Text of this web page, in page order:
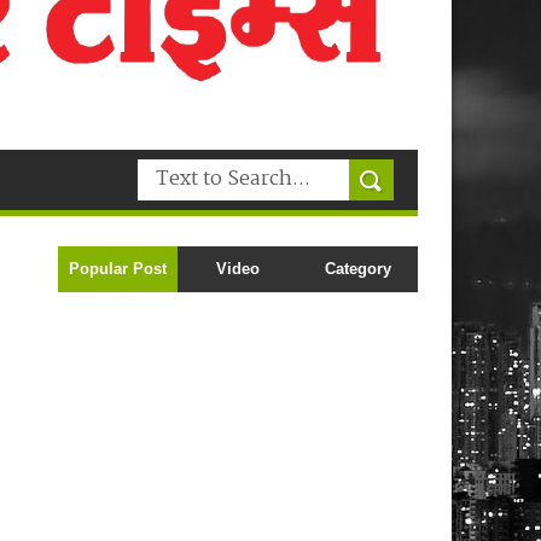
Popular Post Video Category